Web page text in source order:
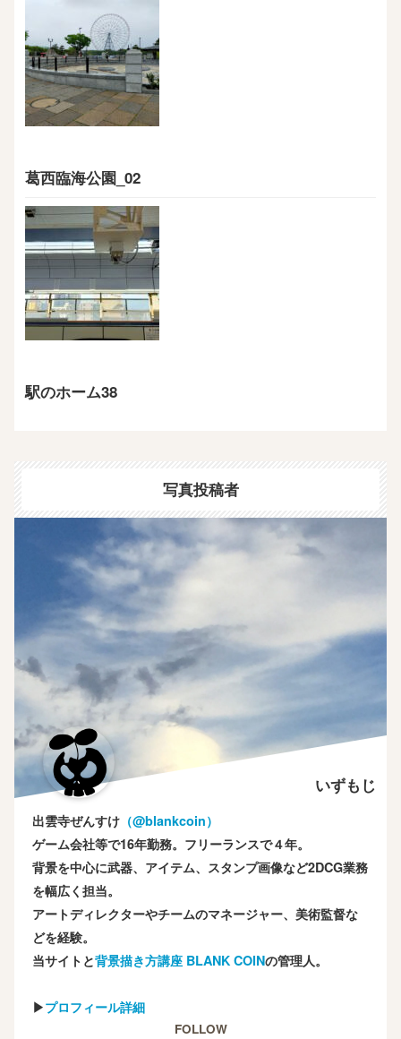
葛西臨海公園_02
駅のホーム38
写真投稿者
いずもじ
出雲寺ぜんすけ （‎@blankcoin）
ゲーム会社等で16年勤務。フリーランスで４年。
背景を中心に武器、アイテム、スタンプ画像など2DCG業務
を幅広く担当。
アートディレクターやチームのマネージャー、美術監督な
どを経験。
当サイトと背景描き方講座 BLANK COINの管理人。
▶プロフィール詳細
FOLLOW